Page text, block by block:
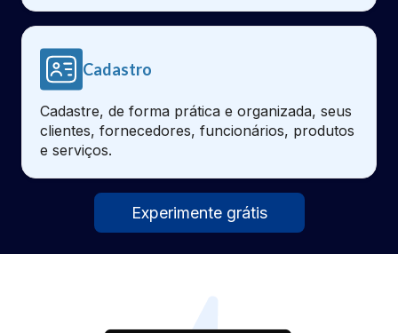
Cadastro
Cadastre, de forma prática e organizada, seus
clientes, fornecedores, funcionários, produtos
e serviços.
Experimente grátis